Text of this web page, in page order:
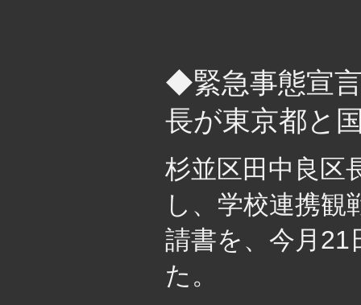
◆緊急事態宣
長が東京都と
杉並区田中良区
し、学校連携
請書を、今月
た。